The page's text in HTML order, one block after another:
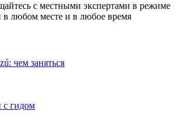
с местными экспертами в режиме
в любом месте и в любое время
чем заняться
с гидом